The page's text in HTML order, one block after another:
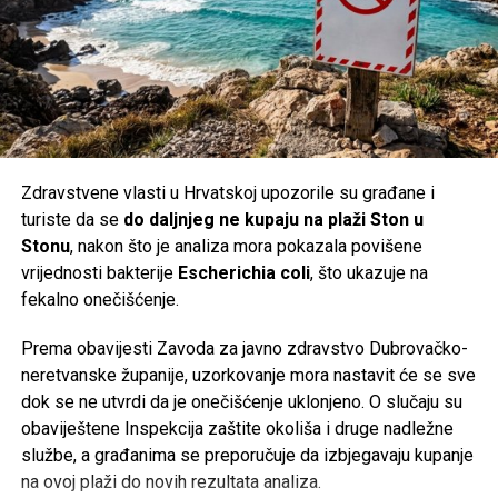
nepovoljne kursne razlike,
odluku ključnog kupca da prekine saradnju.
Najveći povjerioci, među kojima suDeutsche Banki
investicioni fondoviRBC BlueBay, BlantyreiWhitebox,
više ne vjeruju da je moguće spasiti cijeli koncern. Njihov
plan je izdvajanje poslovanja s baterijama za domaćinstvo i
formiranje nove vlasničke strukture za taj segment.
Više od stoljeća tradicije
Korijeni Varte sežu u
nastao je od njemačkog izraza
Vertrieb, Aufladung,
Reparatur transportabler Akkumulatoren
(prodaja, punjenje
i popravka prenosnih akumulatora). Njene baterije koristio
je čak i poznati istraživač
Fridtjof Nansen
tokom polarnih
ekspedicija.
Zdravstvene vlasti u Hrvatskoj upozorile su građane i
turiste da se do daljnjeg ne kupaju na plaži Ston u
Stonu, nakon što je analiza mora pokazala povišene
vrijednosti bakterije Escherichia coli, što ukazuje na
fekalno onečišćenje.
Prema obavijesti Zavoda za javno zdravstvo Dubrovačko-
neretvanske županije, uzorkovanje mora nastavit će se sve
dok se ne utvrdi da je onečišćenje uklonjeno. O slučaju su
obaviještene Inspekcija zaštite okoliša i druge nadležne
službe, a građanima se preporučuje da izbjegavaju kupanje
na ovoj plaži do novih rezultata analiza.